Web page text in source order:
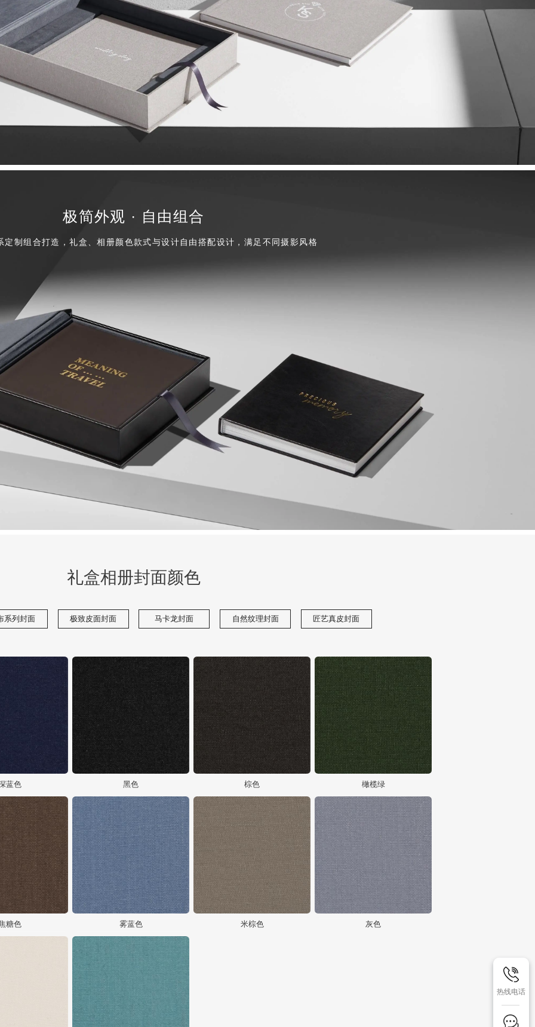
极简外观 · 自由组合
定制组合打造，礼盒、相册颜色款式与设计自由搭配设计，满足不同摄影风格
礼盒相册封面颜色
系列封面 极致皮面封面 马卡龙封面 自然纹理封面 匠艺真皮封面
蓝色 黑色 棕色 橄榄绿
糖色 雾蓝色 米棕色 灰色
热线电话